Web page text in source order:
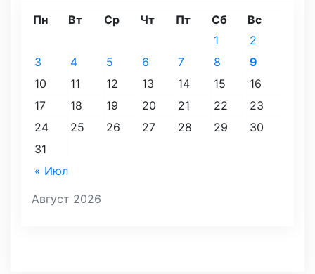
Август 2026
Пн Вт Ср Чт Пт Сб Вс
« Июл
1
2
3
4 5 6 7 8
9
10
11 12 13 14 15
16
17
18 19 20 21 22
23
24
25 26 27 28 29
30
31